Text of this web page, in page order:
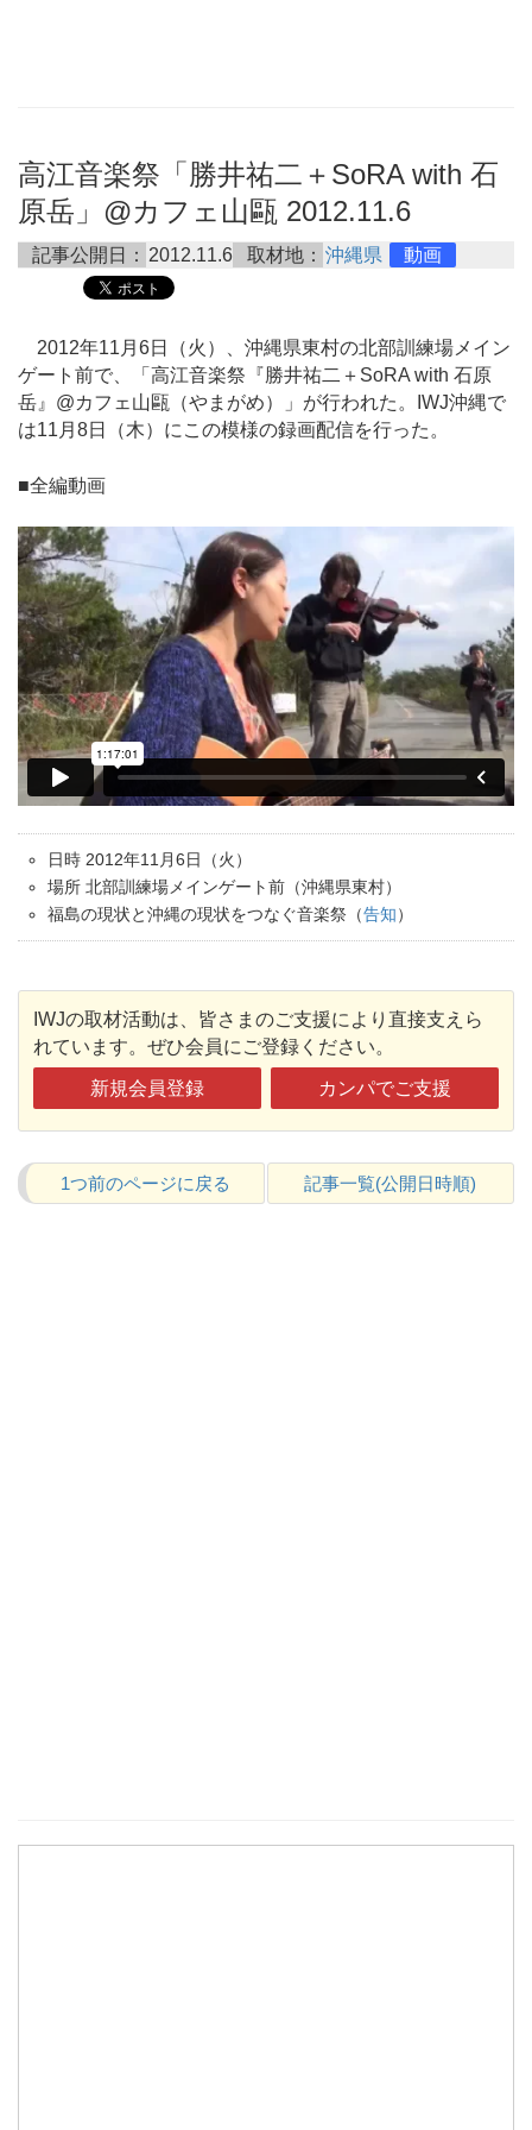
高江音楽祭「勝井祐二＋SoRA with 石
原岳」@カフェ山甌 2012.11.6
記事公開日： 2012.11.6 取材地： 沖縄県 動画
2012年11月6日（火）、沖縄県東村の北部訓練場メイン
ゲート前で、「高江音楽祭『勝井祐二＋SoRA with 石原
岳』@カフェ山甌（やまがめ）」が行われた。IWJ沖縄で
は11月8日（木）にこの模様の録画配信を行った。
■全編動画
日時 2012年11月6日（火）
場所 北部訓練場メインゲート前（沖縄県東村）
福島の現状と沖縄の現状をつなぐ音楽祭（告知）
IWJの取材活動は、皆さまのご支援により直接支えら
れています。ぜひ会員にご登録ください。
新規会員登録 カンパでご支援
1つ前のページに戻る 記事一覧(公開日時順)